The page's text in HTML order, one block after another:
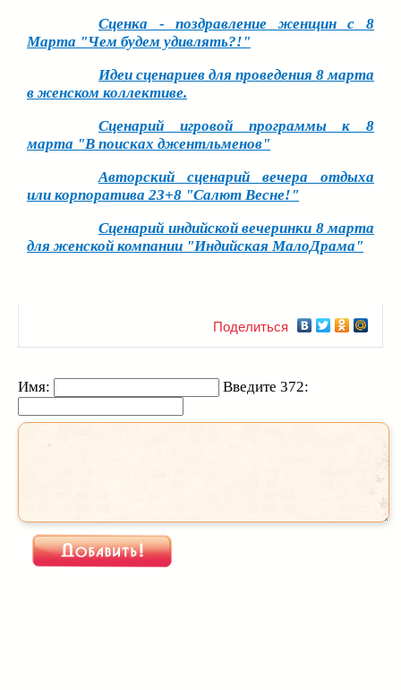
Сценка - поздравление женщин с 8
Марта "Чем будем удивлять?!"
Идеи сценариев для проведения 8 марта
в женском коллективе.
Сценарий игровой программы к 8
марта "В поисках джентльменов"
Авторский сценарий вечера отдыха
или корпоратива 23+8 "Салют Весне!"
Сценарий индийской вечеринки 8 марта
для женской компании "Индийская МалоДрама"
Поделиться
Имя: Введите 372: